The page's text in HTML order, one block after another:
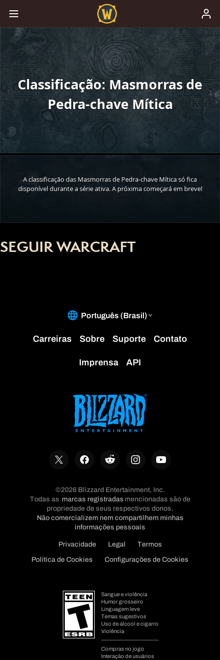
Classificação: Masmorras de
Pedra-chave Mítica
A classificação das Masmorras de Pedra-chave Mítica só fica
disponível durante a série ativa. A próxima começará em breve!
SEGUIR WARCRAFT